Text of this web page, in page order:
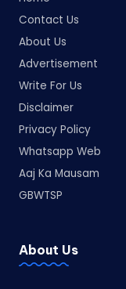
Contact Us
About Us
Advertisement
Write For Us
Disclaimer
Privacy Policy
Whatsapp Web
Aaj Ka Mausam
GBWTSP
About Us